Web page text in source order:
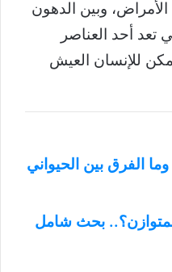
وبين الدهون
تعد أحد العناصر
يمكن للإنسان العيش
الفرق بين الحيواني
بحث شامل